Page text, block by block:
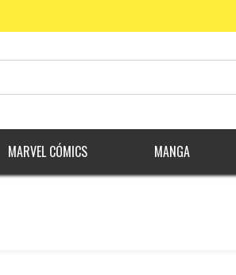
MARVEL CÓMICS MANGA